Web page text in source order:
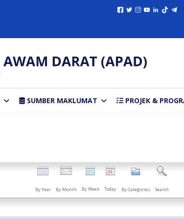
SUMBER MAKLUMAT PROJEK &
By Year By Month By Week Today By Categories Search